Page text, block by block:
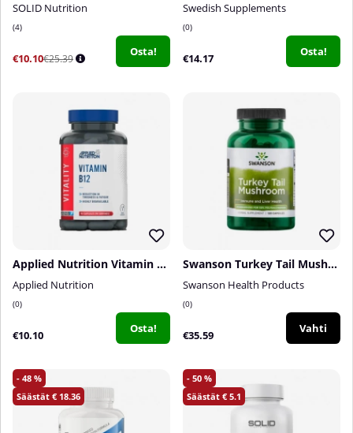
SOLID Nutrition
4
€10.10€25.39
Osta!
Swedish Supplements
0
€14.17 Osta!
Applied Nutrition Vitamin B12, 90 caps
Applied Nutrition
0
€10.10 Osta!
Swanson Turkey Tail Mushroom, 120 caps
Swanson Health Products
0
€35.59 Vahti
48
18.36
50
5.1